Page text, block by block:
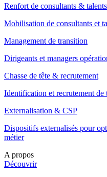
Renfort de consultants & talents
Mobilisation de consultants et
Management de transition
Dirigeants et managers
Chasse de tête & recrutement
Identification et recrutement de
Externalisation & CSP
Dispositifs externalisés pour
métier
A propos
Découvrir